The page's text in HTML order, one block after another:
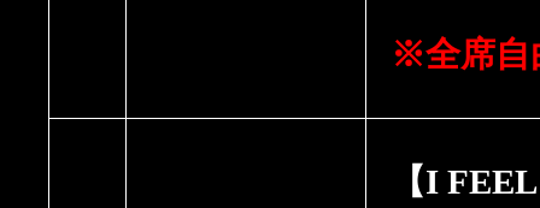
※全席自
【I